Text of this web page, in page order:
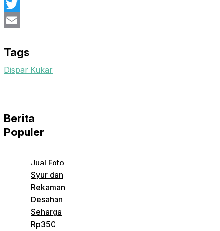
Facebook
Twitter
Tags
Dispar Kukar
Berita
Populer
Jual Foto
Syur dan
Rekaman
Desahan
Seharga
Rp350